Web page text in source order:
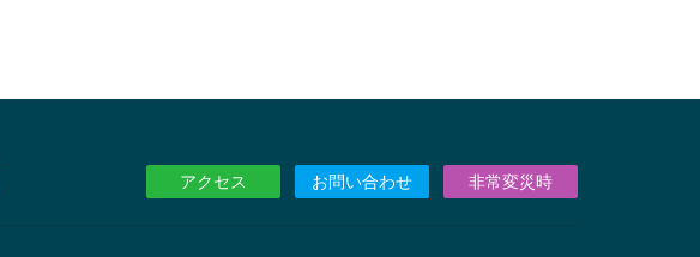
アクセス お問い合わせ 非常変災時